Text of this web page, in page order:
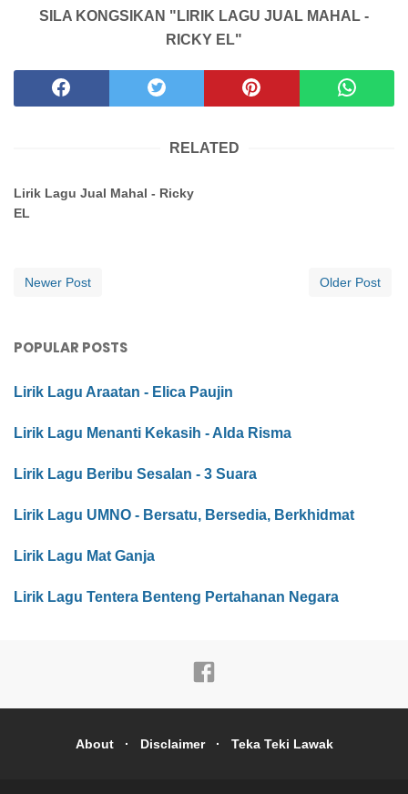
SILA KONGSIKAN "LIRIK LAGU JUAL MAHAL -
RICKY EL"
RELATED
Lirik Lagu Jual Mahal - Ricky
EL
Newer Post Older Post
POPULAR POSTS
Lirik Lagu Araatan - Elica Paujin
Lirik Lagu Menanti Kekasih - Alda Risma
Lirik Lagu Beribu Sesalan - 3 Suara
Lirik Lagu UMNO - Bersatu, Bersedia, Berkhidmat
Lirik Lagu Mat Ganja
Lirik Lagu Tentera Benteng Pertahanan Negara
About Disclaimer Teka Teki Lawak